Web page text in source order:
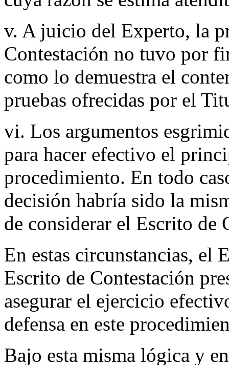
v. A juicio del Experto, la
Contestación no tuvo por
como lo demuestra el
pruebas ofrecidas por el
vi. Los argumentos
para hacer efectivo el
procedimiento. En todo
decisión habría sido la
de considerar el Escrito de
En estas circunstancias, el
Escrito de Contestación
asegurar el ejercicio
defensa en este
Bajo esta misma lógica y